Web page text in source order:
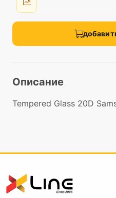
Описание
Tempered Glass 20D